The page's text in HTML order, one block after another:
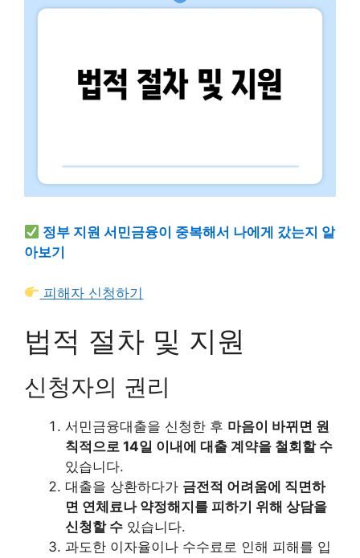
정부 지원 서민금융이 중복해서 나에게 갔는지 알
아보기
피해자 신청하기
법적 절차 및 지원
신청자의 권리
서민금융대출을 신청한 후 마음이 바뀌면 원
칙적으로 14일 이내에 대출 계약을 철회할 수
있습니다.
대출을 상환하다가 금전적 어려움에 직면하
면 연체료나 약정해지를 피하기 위해 상담을
신청할 수 있습니다.
과도한 이자율이나 수수료로 인해 피해를 입